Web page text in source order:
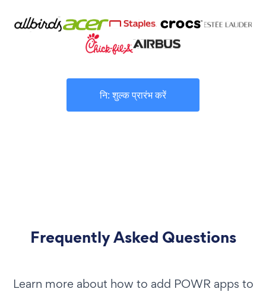
नि: शुल्क प्रारंभ करें
Frequently Asked Questions
Learn more about how to add POWR apps to